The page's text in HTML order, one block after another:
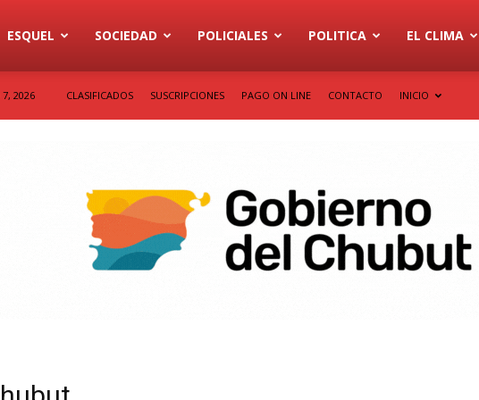
Diario
ESQUEL SOCIEDAD POLICIALES POLITICA EL CLIMA
7, 2026 CLASIFICADOS SUSCRIPCIONES PAGO ON LINE CONTACTO INICIO